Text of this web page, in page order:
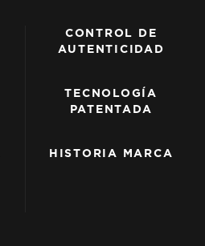
CONTROL DE
AUTENTICIDAD
TECNOLOGÍA
PATENTADA
HISTORIA MARCA